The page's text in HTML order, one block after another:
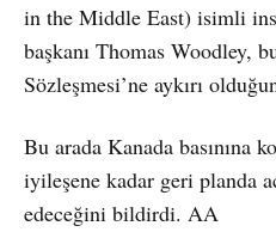
in the Middle East) isimli
başkanı Thomas Woodley,
Sözleşmesi’ne aykırı
Bu arada Kanada basınına
iyileşene kadar geri planda
edeceğini bildirdi. AA